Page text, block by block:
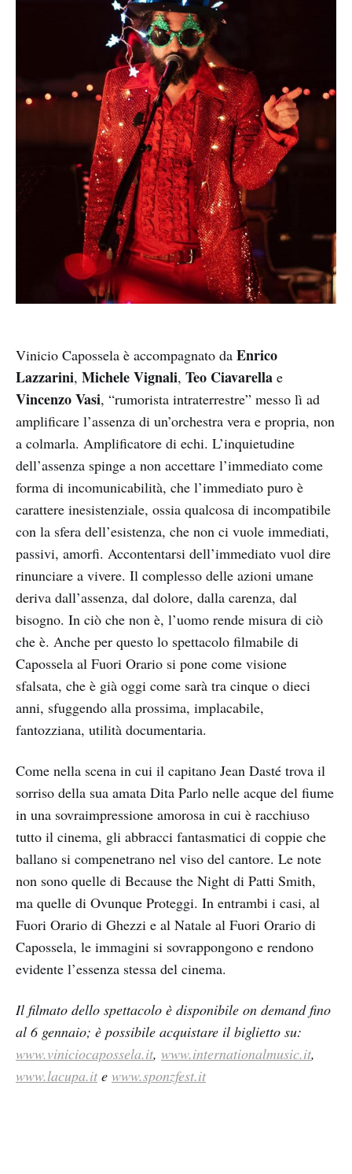
Vinicio Capossela è accompagnato da Enrico
Lazzarini, Michele Vignali, Teo Ciavarella e
Vincenzo Vasi, “rumorista intraterrestre” messo lì ad
amplificare l’assenza di un’orchestra vera e propria, non
a colmarla. Amplificatore di echi. L’inquietudine
dell’assenza spinge a non accettare l’immediato come
forma di incomunicabilità, che l’immediato puro è
carattere inesistenziale, ossia qualcosa di incompatibile
con la sfera dell’esistenza, che non ci vuole immediati,
passivi, amorfi. Accontentarsi dell’immediato vuol dire
rinunciare a vivere. Il complesso delle azioni umane
deriva dall’assenza, dal dolore, dalla carenza, dal
bisogno. In ciò che non è, l’uomo rende misura di ciò
che è. Anche per questo lo spettacolo filmabile di
Capossela al Fuori Orario si pone come visione
sfalsata, che è già oggi come sarà tra cinque o dieci
anni, sfuggendo alla prossima, implacabile,
fantozziana, utilità documentaria.
Come nella scena in cui il capitano Jean Dasté trova il
sorriso della sua amata Dita Parlo nelle acque del fiume
in una sovraimpressione amorosa in cui è racchiuso
tutto il cinema, gli abbracci fantasmatici di coppie che
ballano si compenetrano nel viso del cantore. Le note
non sono quelle di Because the Night di Patti Smith,
ma quelle di Ovunque Proteggi. In entrambi i casi, al
Fuori Orario di Ghezzi e al Natale al Fuori Orario di
Capossela, le immagini si sovrappongono e rendono
evidente l’essenza stessa del cinema.
Il filmato dello spettacolo è disponibile on demand fino
al 6 gennaio; è possibile acquistare il biglietto su:
www.viniciocapossela.it, www.internationalmusic.it,
www.lacupa.it e www.sponzfest.it